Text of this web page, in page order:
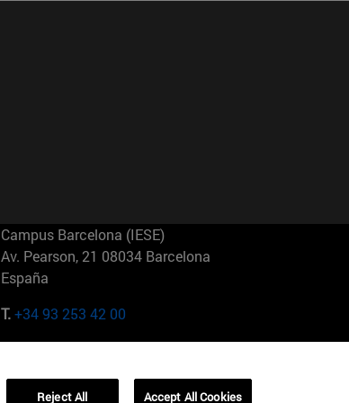
Campus Barcelona (IESE)
Av. Pearson, 21 08034 Barcelona
España
T.+34 93 253 42 00
01321001 Bela Vista Brasil
Reject All Accept All Cookies